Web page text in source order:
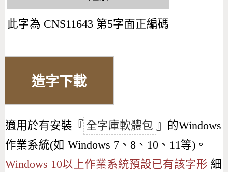
此字為 CNS11643 第5字面正編碼
造字下載
適用於有安裝『 全字庫軟體包 』的Windows
作業系統(如 Windows 7、8、10、11等)。
Windows 10以上作業系統預設已有該字形 細